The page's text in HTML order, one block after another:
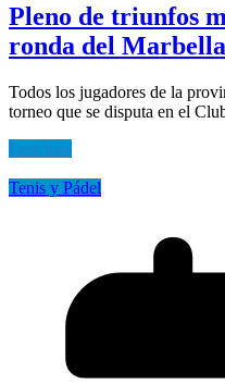
Pleno de triunfos
ronda del
Todos los jugadores de la
torneo que se disputa en el
Leer más
Tenis y Pádel